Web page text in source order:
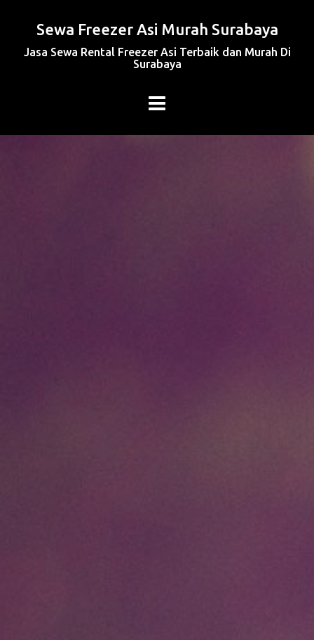
Sewa Freezer Asi Murah Surabaya
Jasa Sewa Rental Freezer Asi Terbaik dan Murah Di
Surabaya